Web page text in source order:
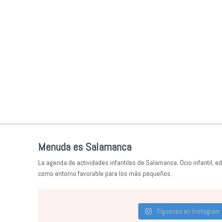
Menuda es Salamanca
La agenda de actividades infantiles de Salamanca. Ocio infantil,
como entorno favorable para los más pequeños.
Síguenos en Instagram